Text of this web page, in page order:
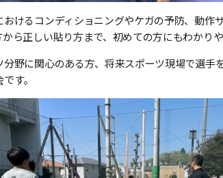
けるコンディショニングやケガの予防、動作
ら正しい貼り方まで、初めての方にもわかり
野に関心のある方、将来スポーツ現場で選手
す。